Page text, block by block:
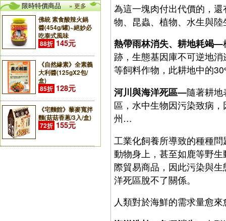
限時特價商品
» 更多
佛統 素食酸辣火鍋
醬(454g/罐)~絕妙必
吃泰式風味
88折 145元
《自然緣素》全素義
大利醬(125gX2包/
盒)
85折 128元
《宅麵館》藜麥寬拌
麵(菇菇香蔥/3入/盒)
72折 155元
為這一塊肉付出代價的，
物、昆蟲、植物、水生與
熱帶雨林消失、耕地耗竭—
跡，生態基因庫不可逆地
等飼料作物，此耕地中的
河川與海洋死區—隨著耕
區，水中生物因污染致病
州…
工業化飼養所導致的種種
動物身上，甚至如鹿等野
際貿易商品，因此污染與
洋死區脫不了關係。
人類對於海鮮的需求量愈